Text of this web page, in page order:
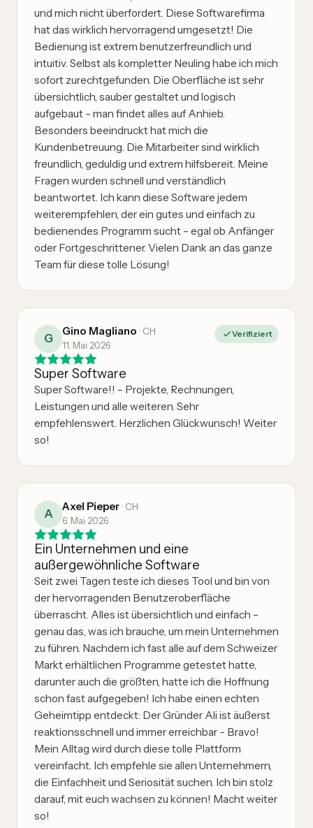
und mich nicht überfordert. Diese Softwarefirma
hat das wirklich hervorragend umgesetzt! Die
Bedienung ist extrem benutzerfreundlich und
intuitiv. Selbst als kompletter Neuling habe ich mich
sofort zurechtgefunden. Die Oberfläche ist sehr
übersichtlich, sauber gestaltet und logisch
aufgebaut – man findet alles auf Anhieb.
Besonders beeindruckt hat mich die
Kundenbetreuung. Die Mitarbeiter sind wirklich
freundlich, geduldig und extrem hilfsbereit. Meine
Fragen wurden schnell und verständlich
beantwortet. Ich kann diese Software jedem
weiterempfehlen, der ein gutes und einfach zu
bedienendes Programm sucht – egal ob Anfänger
oder Fortgeschrittener. Vielen Dank an das ganze
Team für diese tolle Lösung!
G
Gino Magliano · CH
11. Mai 2026
Verifiziert
Super Software
Super Software!! – Projekte, Rechnungen,
Leistungen und alle weiteren. Sehr
empfehlenswert. Herzlichen Glückwunsch! Weiter
so!
A
Axel Pieper · CH
6. Mai 2026
Ein Unternehmen und eine
außergewöhnliche Software
Seit zwei Tagen teste ich dieses Tool und bin von
der hervorragenden Benutzeroberfläche
überrascht. Alles ist übersichtlich und einfach –
genau das, was ich brauche, um mein Unternehmen
zu führen. Nachdem ich fast alle auf dem Schweizer
Markt erhältlichen Programme getestet hatte,
darunter auch die größten, hatte ich die Hoffnung
schon fast aufgegeben! Ich habe einen echten
Geheimtipp entdeckt: Der Gründer Ali ist äußerst
reaktionsschnell und immer erreichbar – Bravo!
Mein Alltag wird durch diese tolle Plattform
vereinfacht. Ich empfehle sie allen Unternehmern,
die Einfachheit und Seriosität suchen. Ich bin stolz
darauf, mit euch wachsen zu können! Macht weiter
so!